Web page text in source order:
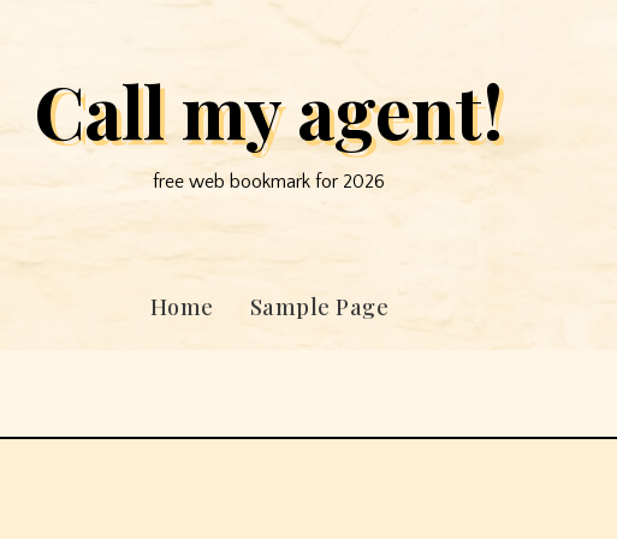
Call my agent!
free web bookmark for 2026
Home Sample Page